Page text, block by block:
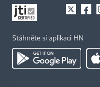
Stáhněte si aplikaci HN